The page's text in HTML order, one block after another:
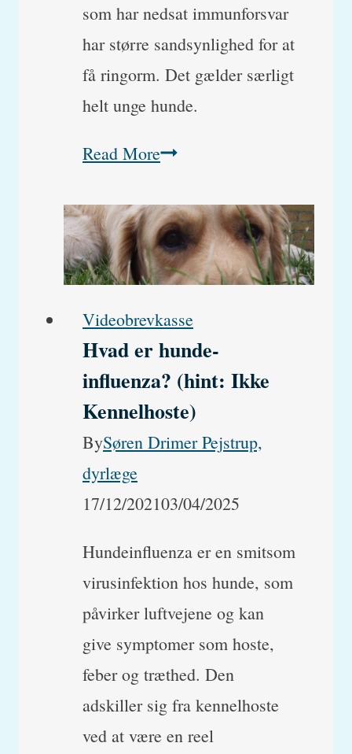
som har nedsat immunforsvar
har større sandsynlighed for at
få ringorm. Det gælder særligt
helt unge hunde.
Read MoreRingorm
hund
–
Symptomer
behandling
Videobrevkasse
Hvad er hunde-
influenza? (hint: Ikke
Kennelhoste)
BySøren Drimer Pejstrup,
dyrlæge
17/12/202103/04/2025
Hundeinfluenza er en smitsom
virusinfektion hos hunde, som
påvirker luftvejene og kan
give symptomer som hoste,
feber og træthed. Den
adskiller sig fra kennelhoste
ved at være en reel